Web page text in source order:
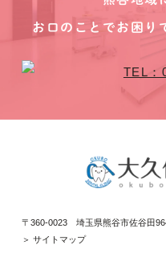
お口のことでお困り
〒360-0023 埼玉県熊谷市佐谷田
＞ サイトマップ